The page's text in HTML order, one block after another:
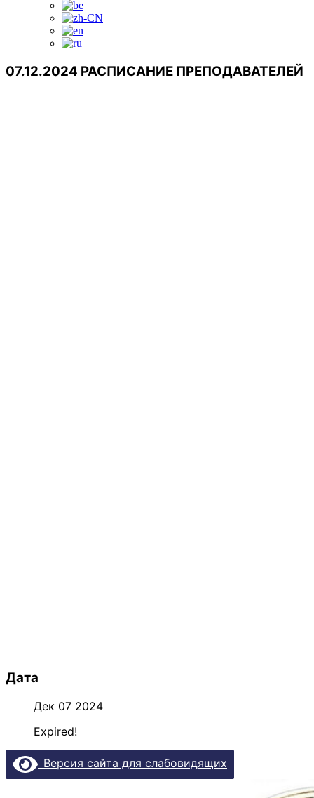
07.12.2024 РАСПИСАНИЕ ПРЕПОДАВАТЕЛЕЙ
Дата
Дек 07 2024
Expired!
Версия сайта для слабовидящих